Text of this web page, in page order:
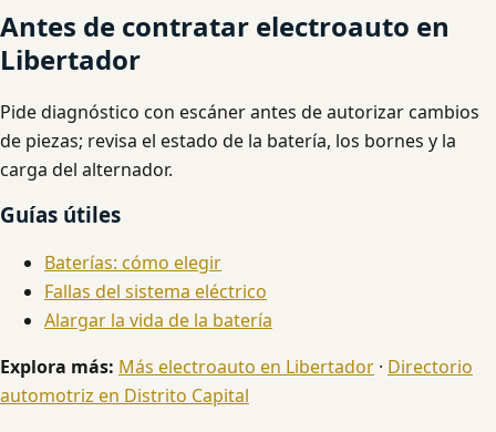
Antes de contratar electroauto en
Libertador
Pide diagnóstico con escáner antes de autorizar cambios
de piezas; revisa el estado de la batería, los bornes y la
carga del alternador.
Guías útiles
Baterías: cómo elegir
Fallas del sistema eléctrico
Alargar la vida de la batería
Explora más: Más electroauto en Libertador · Directorio
automotriz en Distrito Capital